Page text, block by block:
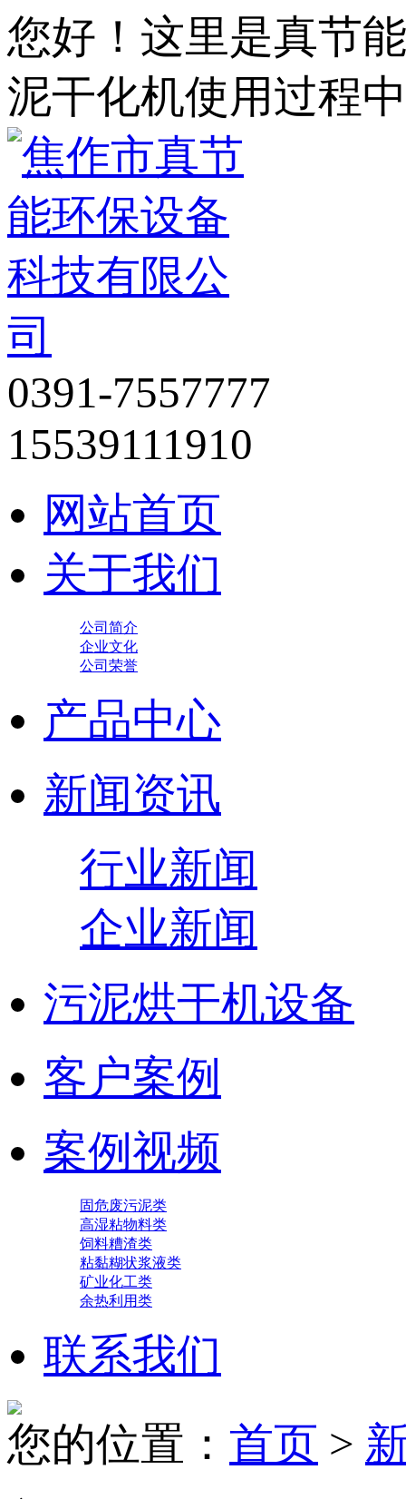
您好！这里是真节
泥干化机使用过程
0391-7557777
15539111910
网站首页
关于我们
公司简介
企业文化
公司荣誉
产品中心
新闻资讯
行业新闻
企业新闻
污泥烘干机设备
客户案例
案例视频
固危废污泥类
高湿粘物料类
饲料糟渣类
粘黏糊状浆液类
矿业化工类
余热利用类
联系我们
您的位置： 首页 >